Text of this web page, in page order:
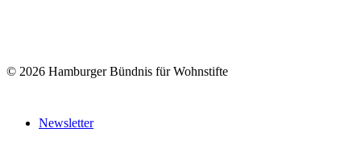
© 2026 Hamburger Bündnis für Wohnstifte
Newsletter